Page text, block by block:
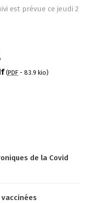
est prévue ce jeudi 2
(PDF - 83.9 kio)
de la Covid